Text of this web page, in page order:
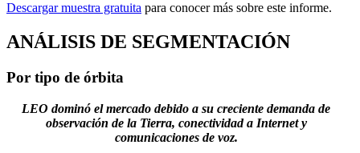
Descargar muestra gratuita para conocer más sobre este informe.
ANÁLISIS DE SEGMENTACIÓN
Por tipo de órbita
LEO dominó el mercado debido a su creciente demanda de
observación de la Tierra, conectividad a Internet y
comunicaciones de voz.